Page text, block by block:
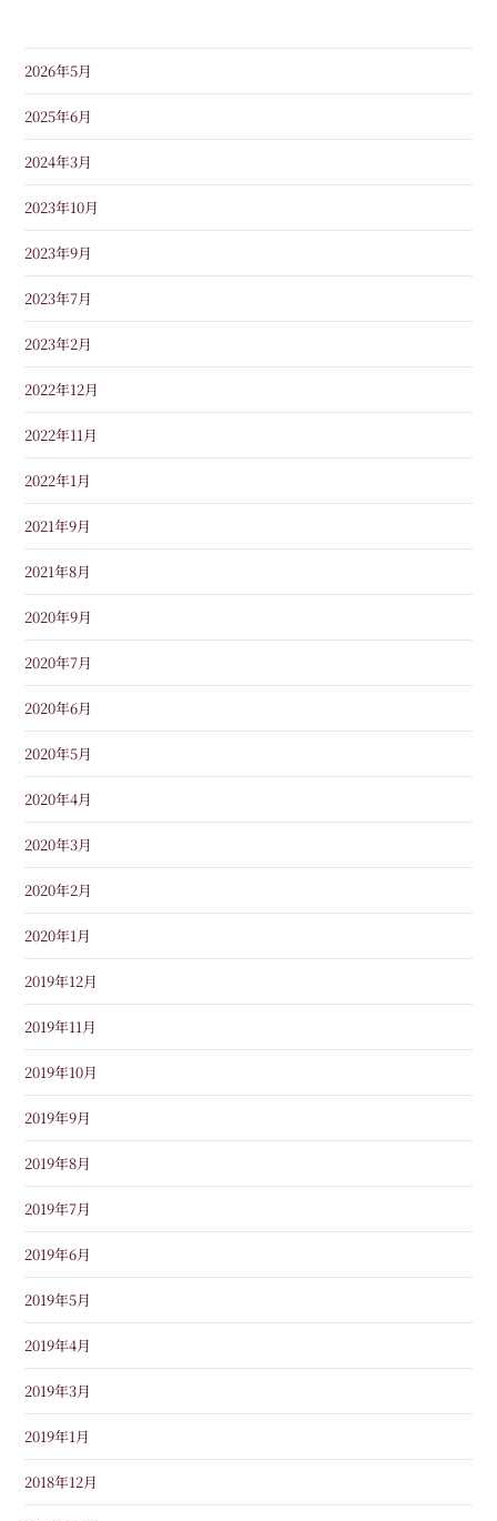
2026年5月
2025年6月
2024年3月
2023年10月
2023年9月
2023年7月
2023年2月
2022年12月
2022年11月
2022年1月
2021年9月
2021年8月
2020年9月
2020年7月
2020年6月
2020年5月
2020年4月
2020年3月
2020年2月
2020年1月
2019年12月
2019年11月
2019年10月
2019年9月
2019年8月
2019年7月
2019年6月
2019年5月
2019年4月
2019年3月
2019年1月
2018年12月